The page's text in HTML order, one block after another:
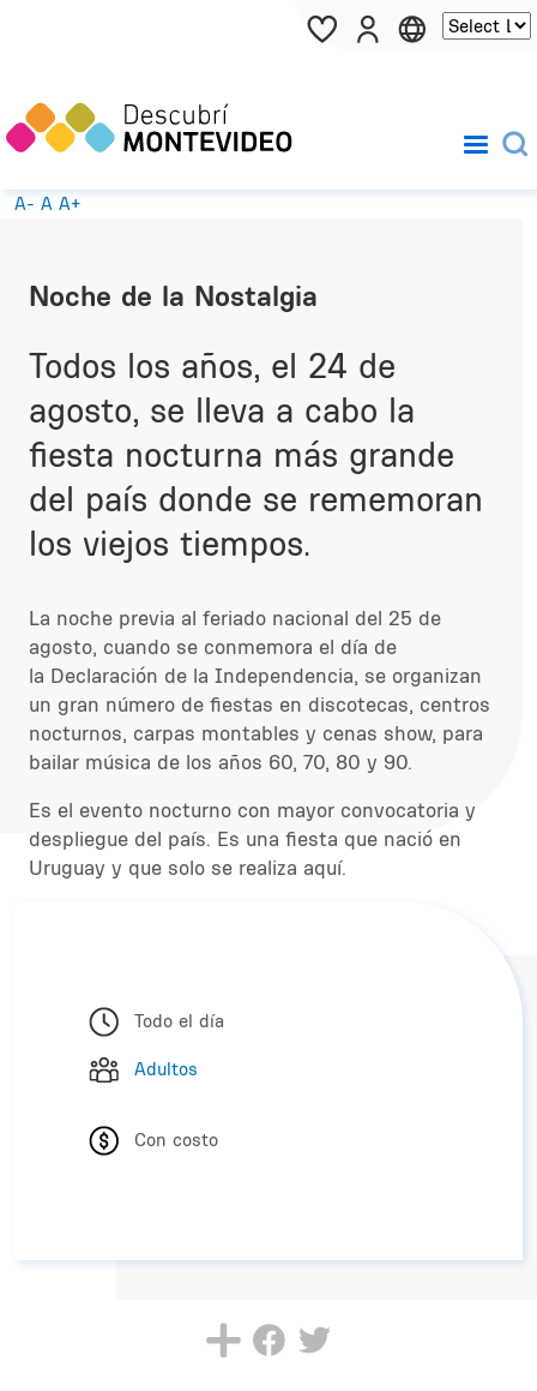
Pasar al contenido principal
A- A A+
Noche de la Nostalgia
Todos los años, el 24 de
agosto, se lleva a cabo la
fiesta nocturna más grande
del país donde se rememoran
los viejos tiempos.
La noche previa al feriado nacional del 25 de
agosto, cuando se conmemora el día de
la Declaración de la Independencia, se organizan
un gran número de fiestas en discotecas, centros
nocturnos, carpas montables y cenas show, para
bailar música de los años 60, 70, 80 y 90.
Es el evento nocturno con mayor convocatoria y
despliegue del país. Es una fiesta que nació en
Uruguay y que solo se realiza aquí.
Todo el día
Adultos
Con costo